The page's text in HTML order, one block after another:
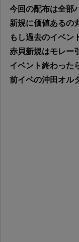
今回の配布は全部
新規に価値あるの
もし過去のイベン
赤貝新規はモレー
イベント終わった
前イベの沖田オル